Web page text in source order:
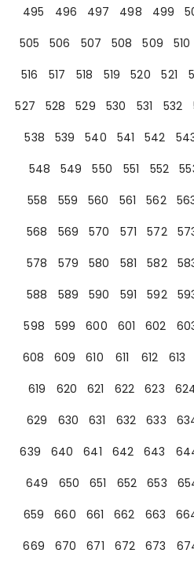
495
496 497 498 499
505
506 507 508 509 510
516
517 518 519 520 521
527
528 529 530 531 532
538
539 540 541 542
548
549 550 551 552
558
559 560 561 562
568
569 570 571 572
578
579 580 581 582
588
589 590 591 592
598
599 600 601 602
608
609 610 611 612 613
619
620 621 622 623
629
630 631 632 633
639
640 641 642 643
649
650 651 652 653
659
660 661 662 663
669
670 671 672 673